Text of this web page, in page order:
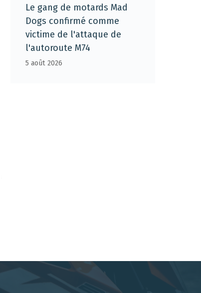
Le gang de motards Mad
Dogs confirmé comme
victime de l'attaque de
l'autoroute M74
5 août 2026